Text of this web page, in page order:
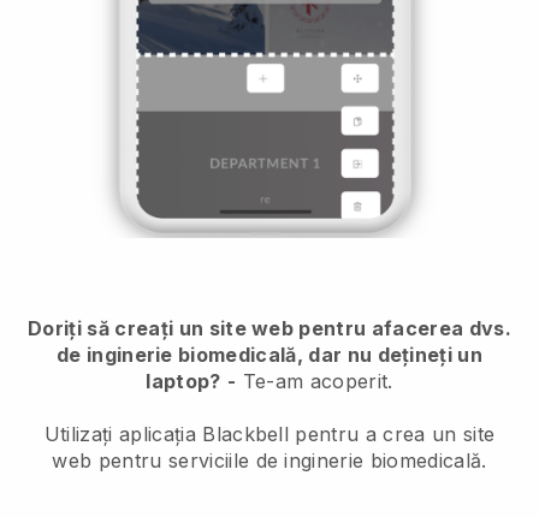
Doriți să creați un site web pentru afacerea dvs.
de inginerie biomedicală, dar nu dețineți un
laptop? - Te-am acoperit.
Utilizați aplicația Blackbell pentru a crea un site
web pentru serviciile de inginerie biomedicală.